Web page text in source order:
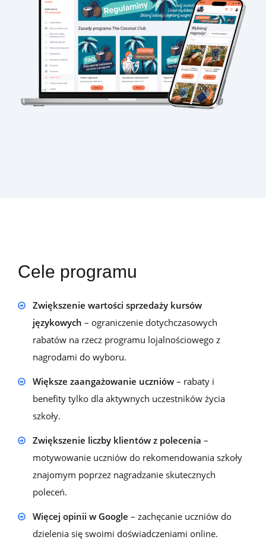
Cele programu
Zwiększenie wartości sprzedaży kursów
językowych – ograniczenie dotychczasowych
rabatów na rzecz programu lojalnościowego z
nagrodami do wyboru.
Większe zaangażowanie uczniów – rabaty i
benefity tylko dla aktywnych uczestników życia
szkoły.
Zwiększenie liczby klientów z polecenia –
motywowanie uczniów do rekomendowania szkoły
znajomym poprzez nagradzanie skutecznych
poleceń.
Więcej opinii w Google – zachęcanie uczniów do
dzielenia się swoimi doświadczeniami online.